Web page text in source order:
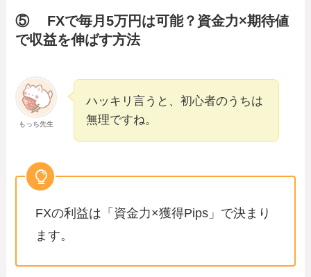
⑤ FXで毎月5万円は可能？資金力×期待値
で収益を伸ばす方法
もっち先生
ハッキリ言うと、初心者のうちは
無理ですね。
FXの利益は「資金力×獲得Pips」で決まり
ます。